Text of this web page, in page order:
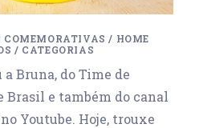
COMEMORATIVAS / HOME
/ CATEGORIAS
Bruna, do Time de
e também do canal
Youtube. Hoje, trouxe